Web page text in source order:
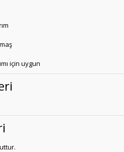
için uygun